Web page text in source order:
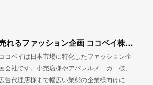
売れるファッション企画 ココベイ株式会社
ココベイは日本市場に特化したファッション企
会社です。小売店様やアパレルメーカー様、
告代理店様まで幅広い業態の企業様向けに